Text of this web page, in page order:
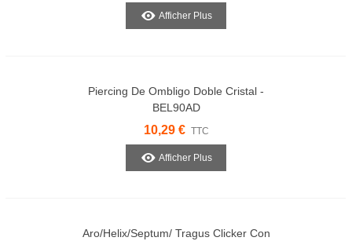
Afficher Plus
Piercing De Ombligo Doble Cristal -
BEL90AD
10,29 € TTC
Afficher Plus
Aro/Helix/Septum/ Tragus Clicker Con